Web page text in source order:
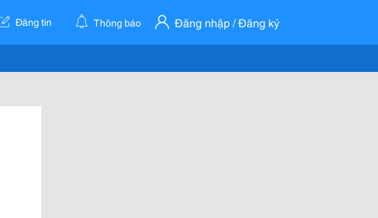
Đăng tin Thông báo Đăng nhập / Đăng ký